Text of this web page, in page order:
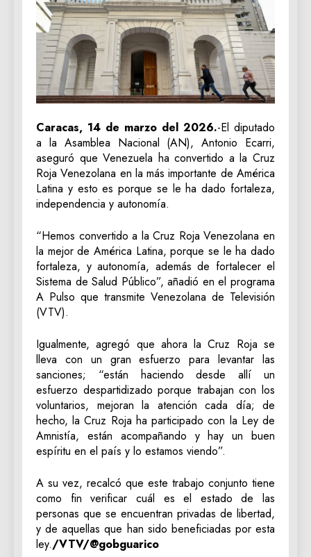
Caracas, 14 de marzo del 2026.-El diputado
a la Asamblea Nacional (AN), Antonio Ecarri,
aseguró que Venezuela ha convertido a la Cruz
Roja Venezolana en la más importante de América
Latina y esto es porque se le ha dado fortaleza,
independencia y autonomía.
“Hemos convertido a la Cruz Roja Venezolana en
la mejor de América Latina, porque se le ha dado
fortaleza, y autonomía, además de fortalecer el
Sistema de Salud Público”, añadió en el programa
A Pulso que transmite Venezolana de Televisión
(VTV).
Igualmente, agregó que ahora la Cruz Roja se
lleva con un gran esfuerzo para levantar las
sanciones; “están haciendo desde allí un
esfuerzo despartidizado porque trabajan con los
voluntarios, mejoran la atención cada día; de
hecho, la Cruz Roja ha participado con la Ley de
Amnistía, están acompañando y hay un buen
espíritu en el país y lo estamos viendo”.
A su vez, recalcó que este trabajo conjunto tiene
como fin verificar cuál es el estado de las
personas que se encuentran privadas de libertad,
y de aquellas que han sido beneficiadas por esta
ley./VTV/@gobguarico